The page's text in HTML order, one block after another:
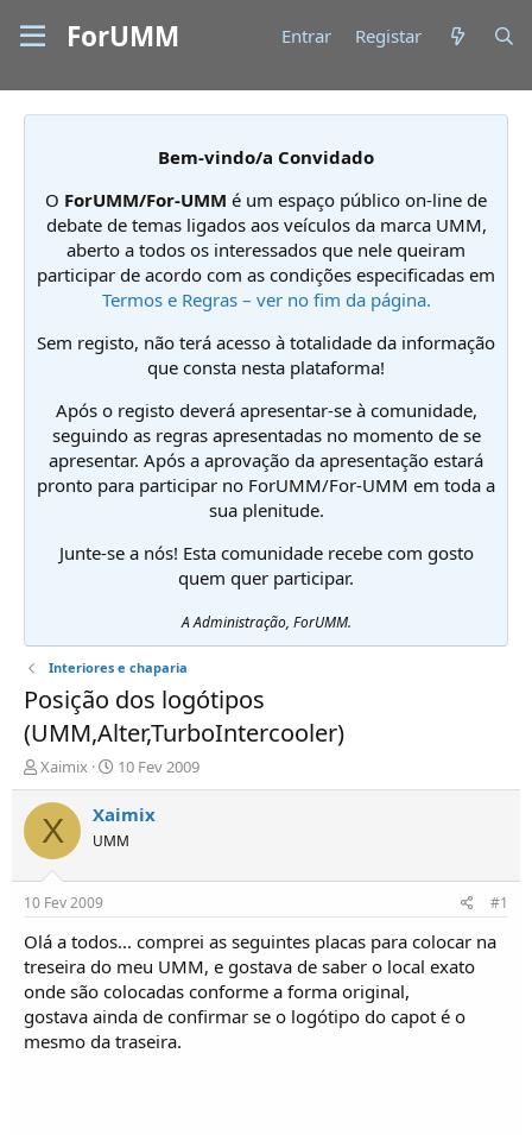
ForUMM Entrar Registar
Bem-vindo/a Convidado
O ForUMM/For-UMM é um espaço público on-line de
debate de temas ligados aos veículos da marca UMM,
aberto a todos os interessados que nele queiram
participar de acordo com as condições especificadas em
Termos e Regras – ver no fim da página.
Sem registo, não terá acesso à totalidade da informação
que consta nesta plataforma!
Após o registo deverá apresentar-se à comunidade,
seguindo as regras apresentadas no momento de se
apresentar. Após a aprovação da apresentação estará
pronto para participar no ForUMM/For-UMM em toda a
sua plenitude.
Junte-se a nós! Esta comunidade recebe com gosto
quem quer participar.
A Administração, ForUMM.
Interiores e chaparia
Posição dos logótipos
(UMM,Alter,TurboIntercooler)
I
n
i
c
i
d
o
r
e
T
ó
p
Xaimix
D
a
t
d
í
i
o
10 Fev 2009
X Xaimix
UMM
10 Fev 2009 #1
Olá a todos... comprei as seguintes placas para colocar na
treseira do meu UMM, e gostava de saber o local exato
onde são colocadas conforme a forma original,
gostava ainda de confirmar se o logótipo do capot é o
mesmo da traseira.